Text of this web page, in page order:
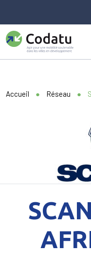
Accueil ● Réseau ●
Panneau de gestion des